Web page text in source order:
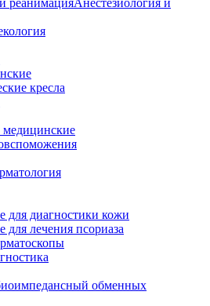
Анестезиология и
кресла
для диагностики кожи
для лечения псориаза
обменных